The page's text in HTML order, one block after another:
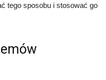
tego sposobu i stosować go